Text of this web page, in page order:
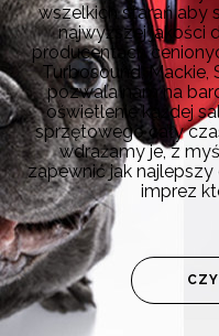
wszelkich starań aby
najwyższej jakości
producentach
Turbosound, Mackie,
pozwala nam na
oświetlenie każdej
sprzętowego cały
wdrażamy je, z
zapewnić jak
imprez